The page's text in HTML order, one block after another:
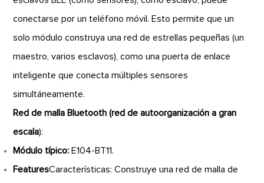
conectarse por un teléfono móvil. Esto permite que un
solo módulo construya una red de estrellas pequeñas (un
maestro, varios esclavos), como una puerta de enlace
inteligente que conecta múltiples sensores
simultáneamente.
Red de malla Bluetooth (red de autoorganización a gran
escala):
Módulo típico: E104-BT11.
FeaturesCaracterísticas: Construye una red de malla de